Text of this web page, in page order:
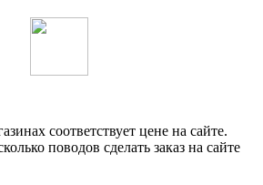
соответствует цене на сайте.
поводов сделать заказ на сайте